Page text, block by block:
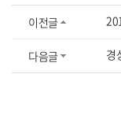
이전글
다음글